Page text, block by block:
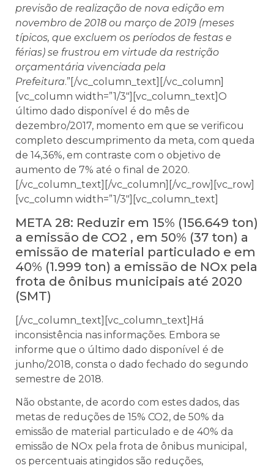
previsão de realização de nova edição em
novembro de 2018 ou março de 2019 (meses
típicos, que excluem os períodos de festas e
férias) se frustrou em virtude da restrição
orçamentária vivenciada pela
Prefeitura.”[/vc_column_text][/vc_column]
[vc_column width=”1/3″][vc_column_text]O
último dado disponível é do mês de
dezembro/2017, momento em que se verificou
completo descumprimento da meta, com queda
de 14,36%, em contraste com o objetivo de
aumento de 7% até o final de 2020.
[/vc_column_text][/vc_column][/vc_row][vc_row]
[vc_column width=”1/3″][vc_column_text]
META 28: Reduzir em 15% (156.649 ton)
a emissão de CO2 , em 50% (37 ton) a
emissão de material particulado e em
40% (1.999 ton) a emissão de NOx pela
frota de ônibus municipais até 2020
(SMT)
[/vc_column_text][vc_column_text]Há
inconsistência nas informações. Embora se
informe que o último dado disponível é de
junho/2018, consta o dado fechado do segundo
semestre de 2018.
Não obstante, de acordo com estes dados, das
metas de reduções de 15% CO2, de 50% da
emissão de material particulado e de 40% da
emissão de NOx pela frota de ônibus municipal,
os percentuais atingidos são reduções,